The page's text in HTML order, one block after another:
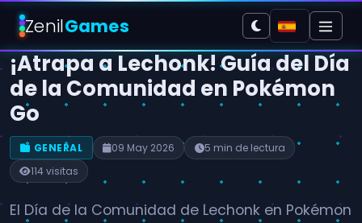
ZenilGames
¡Atrapa a Lechonk! Guía del Día
de la Comunidad en Pokémon
Go
GENERAL 09 May 2026
5 min de lectura
114 visitas
El Día de la Comunidad de Lechonk en Pokémon